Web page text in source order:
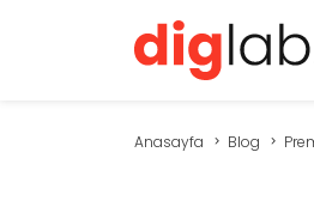
Anasayfa Blog